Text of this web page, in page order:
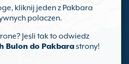
kliknij jeden z Pakbara
polaczen.
Jesli tak to odwiedz
Bulon do Pakbarastrony!